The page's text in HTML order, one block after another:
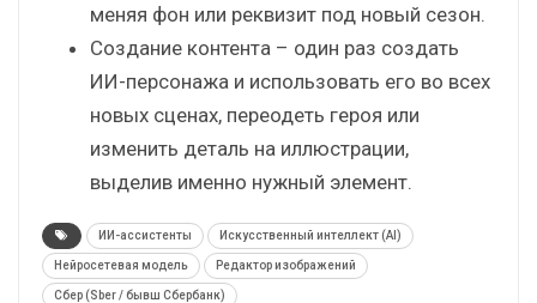
меняя фон или реквизит под новый сезон.
Создание контента – один раз создать
ИИ-персонажа и использовать его во всех
новых сценах, переодеть героя или
изменить деталь на иллюстрации,
выделив именно нужный элемент.
ИИ-ассистенты Искусственный интеллект (AI)
Нейросетевая модель Редактор изображений
Сбер (Sber / бывш Сбербанк)